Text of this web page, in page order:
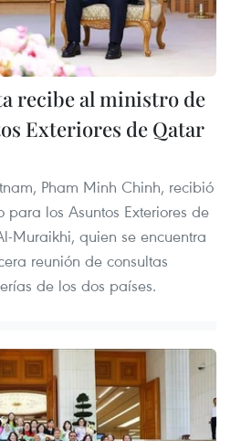
recibe al ministro de
Exteriores de Qatar
Pham Minh Chinh, recibió
para los Asuntos Exteriores de
Muraikhi, quien se encuentra
reunión de consultas
de los dos países.